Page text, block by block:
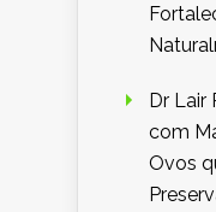
Dr Lair
com
Ovos